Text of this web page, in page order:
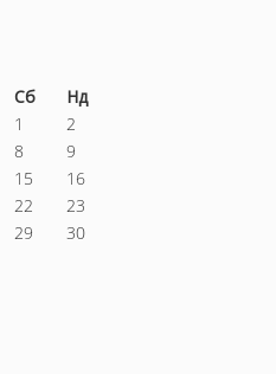
Сб
Нд
1
2
8
9
15
16
22
23
29
30